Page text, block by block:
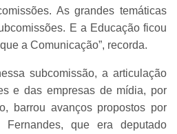
As grandes temáticas
E a Educação ficou
a Comunicação”, recorda.
subcomissão, a articulação
e das empresas de mídia, por
barrou avanços propostos por
Fernandes, que era deputado